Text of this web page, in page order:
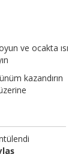
ve ocakta ısı
kazandırın